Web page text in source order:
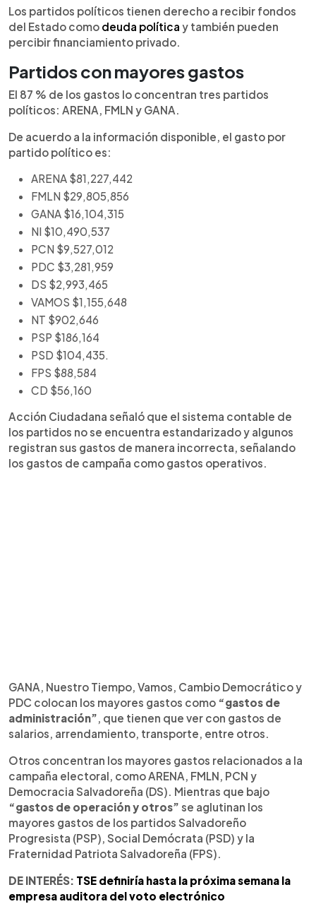
Los partidos políticos tienen derecho a recibir fondos
del Estado como deuda política y también pueden
percibir financiamiento privado.
Partidos con mayores gastos
El 87 % de los gastos lo concentran tres partidos
políticos: ARENA, FMLN y GANA.
De acuerdo a la información disponible, el gasto por
partido político es:
ARENA $81,227,442
FMLN $29,805,856
GANA $16,104,315
NI $10,490,537
PCN $9,527,012
PDC $3,281,959
DS $2,993,465
VAMOS $1,155,648
NT $902,646
PSP $186,164
PSD $104,435.
FPS $88,584
CD $56,160
Acción Ciudadana señaló que el sistema contable de
los partidos no se encuentra estandarizado y algunos
registran sus gastos de manera incorrecta, señalando
los gastos de campaña como gastos operativos.
GANA, Nuestro Tiempo, Vamos, Cambio Democrático y
PDC colocan los mayores gastos como “gastos de
administración”, que tienen que ver con gastos de
salarios, arrendamiento, transporte, entre otros.
Otros concentran los mayores gastos relacionados a la
campaña electoral, como ARENA, FMLN, PCN y
Democracia Salvadoreña (DS). Mientras que bajo
“gastos de operación y otros” se aglutinan los
mayores gastos de los partidos Salvadoreño
Progresista (PSP), Social Demócrata (PSD) y la
Fraternidad Patriota Salvadoreña (FPS).
DE INTERÉS: TSE definiría hasta la próxima semana la
empresa auditora del voto electrónico